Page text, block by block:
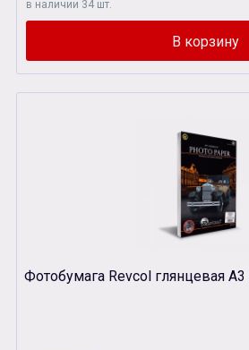
в наличии 34 шт.
Фотобумага Revcol глянцевая